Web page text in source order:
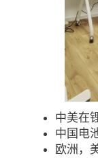
中美在
中国电
欧洲，